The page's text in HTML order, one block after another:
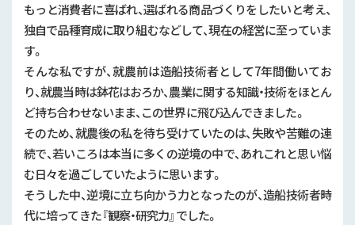
もっと消費者に喜ばれ、選ばれる商品づくりをしたいと考え、
独自で品種育成に取り組むなどして、現在の経営に至っていま
す。
そんな私ですが、就農前は造船技術者として7年間働いてお
り、就農当時は鉢花はおろか、農業に関する知識・技術をほとん
ど持ち合わせないまま、この世界に飛び込んできました。
そのため、就農後の私を待ち受けていたのは、失敗や苦難の連
続で、若いころは本当に多くの逆境の中で、あれこれと思い悩
む日々を過ごしていたように思います。
そうした中、逆境に立ち向かう力となったのが、造船技術者時
代に培ってきた『観察・研究力』でした。